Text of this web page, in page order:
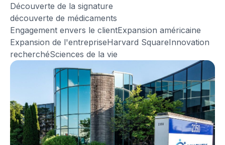
Découverte de la signature
découverte de médicaments
Engagement envers le clientExpansion américaine
Expansion de l'entrepriseHarvard SquareInnovation
recherchéSciences de la vie